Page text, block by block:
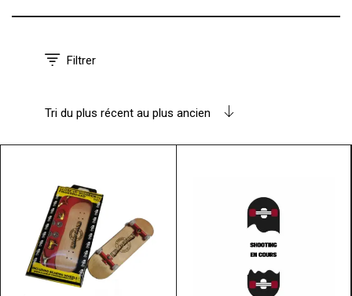
Filtrer
Tri du plus récent au plus ancien